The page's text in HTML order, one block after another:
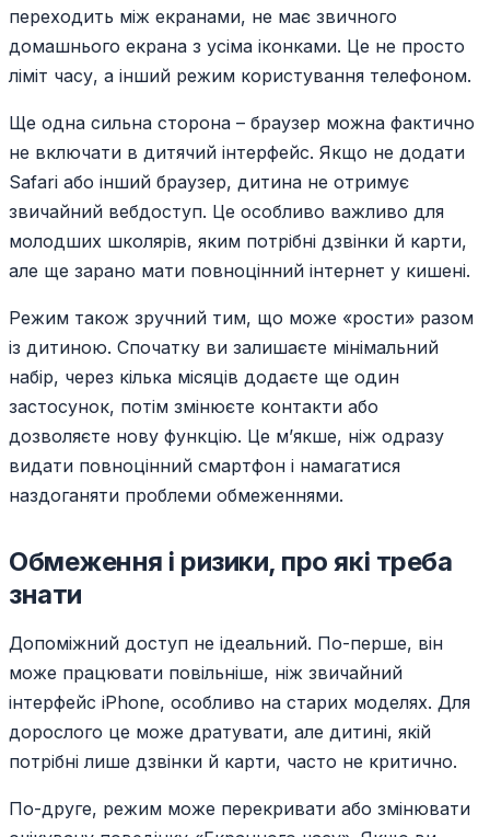
переходить між екранами, не має звичного
домашнього екрана з усіма іконками. Це не просто
ліміт часу, а інший режим користування телефоном.
Ще одна сильна сторона – браузер можна фактично
не включати в дитячий інтерфейс. Якщо не додати
Safari або інший браузер, дитина не отримує
звичайний вебдоступ. Це особливо важливо для
молодших школярів, яким потрібні дзвінки й карти,
але ще зарано мати повноцінний інтернет у кишені.
Режим також зручний тим, що може «рости» разом
із дитиною. Спочатку ви залишаєте мінімальний
набір, через кілька місяців додаєте ще один
застосунок, потім змінюєте контакти або
дозволяєте нову функцію. Це м’якше, ніж одразу
видати повноцінний смартфон і намагатися
наздоганяти проблеми обмеженнями.
Обмеження і ризики, про які треба
знати
Допоміжний доступ не ідеальний. По-перше, він
може працювати повільніше, ніж звичайний
інтерфейс iPhone, особливо на старих моделях. Для
дорослого це може дратувати, але дитині, якій
потрібні лише дзвінки й карти, часто не критично.
По-друге, режим може перекривати або змінювати